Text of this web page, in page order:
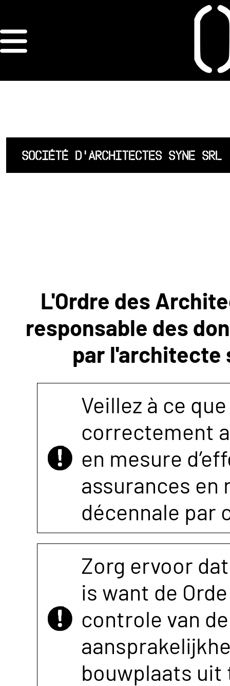
ORDRE DES
ARCHITECTES
LISTE DES
ARCHITECTES
CONTACTER
SOCIÉTÉ D'ARCHITECTES SYNE SRL
L'Ordre des
responsable des
par l'architecte
Veillez à ce
correctement
en mesure
assurances
décennale par
Zorg ervoor
is want de
controle van
bouwplaats uit